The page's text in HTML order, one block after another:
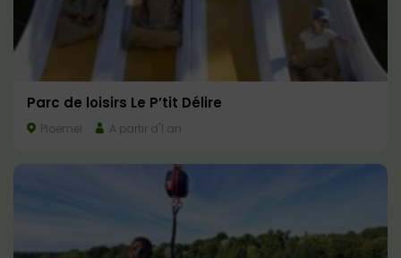
Parc de loisirs Le P’tit Délire
Ploemel A partir d'1 an